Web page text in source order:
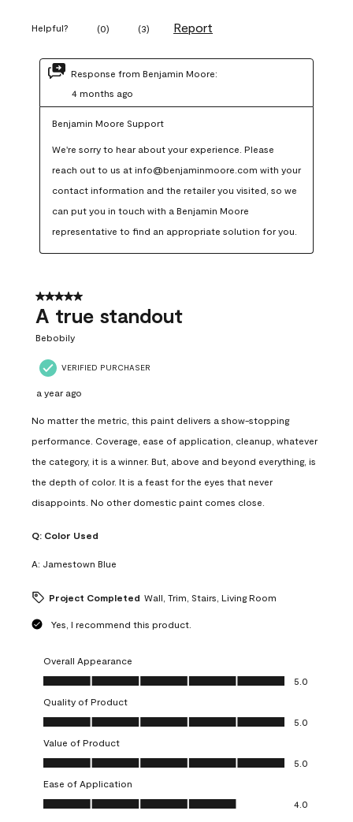
Helpful? (0) (3) Report
Response from Benjamin Moore:
4 months ago
Benjamin Moore Support
We're sorry to hear about your experience. Please
reach out to us at info@benjaminmoore.com with your
contact information and the retailer you visited, so we
can put you in touch with a Benjamin Moore
representative to find an appropriate solution for you.
5 out of 5 stars.
A true standout
Bebobily
VERIFIED PURCHASER
a year ago
No matter the metric, this paint delivers a show-stopping
performance. Coverage, ease of application, cleanup, whatever
the category, it is a winner. But, above and beyond everything, is
the depth of color. It is a feast for the eyes that never
disappoints. No other domestic paint comes close.
Q: Color Used
A: Jamestown Blue
Project Completed Wall, Trim, Stairs, Living Room
Yes, I recommend this product.
Overall Appearance
Overall Appearance, 5.0 out of 5
5.0
Quality of Product
Quality of Product, 5.0 out of 5
5.0
Value of Product
Value of Product, 5.0 out of 5
5.0
Ease of Application
Ease of Application, 4.0 out of 5
4.0